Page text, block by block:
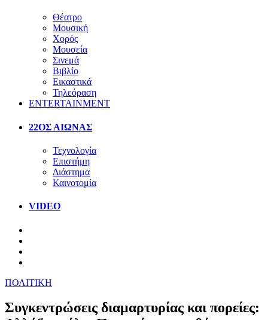
Θέατρο
Μουσική
Χορός
Μουσεία
Σινεμά
Βιβλίο
Εικαστικά
Τηλεόραση
ENTERTAINMENT
22ΟΣ ΑΙΩΝΑΣ
Τεχνολογία
Επιστήμη
Διάστημα
Καινοτομία
VIDEO
ΠΟΛΙΤΙΚΗ
Συγκεντρώσεις διαμαρτυρίας και πορείες: